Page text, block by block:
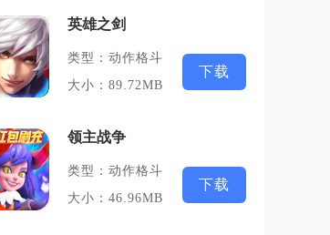
英雄之剑
类型：动作格斗
大小：89.72MB
下载
领主战争
类型：动作格斗
大小：46.96MB
下载